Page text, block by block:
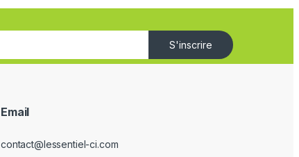
S'inscrire
Email
contact@lessentiel-ci.com